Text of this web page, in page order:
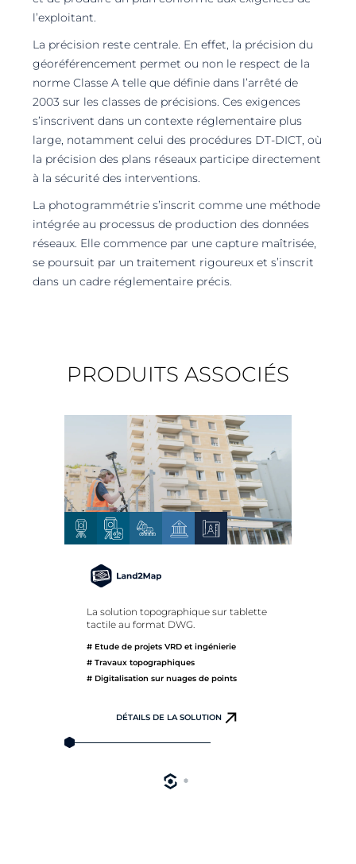
l’exploitant.
La précision reste centrale. En effet, la précision du
géoréférencement permet ou non le respect de la
norme Classe A telle que définie dans l’arrêté de
2003 sur les classes de précisions. Ces exigences
s’inscrivent dans un contexte réglementaire plus
large, notamment celui des procédures DT-DICT, où
la précision des plans réseaux participe directement
à la sécurité des interventions.
La photogrammétrie s’inscrit comme une méthode
intégrée au processus de production des données
réseaux. Elle commence par une capture maîtrisée,
se poursuit par un traitement rigoureux et s’inscrit
dans un cadre réglementaire précis.
PRODUITS ASSOCIÉS
La solution topographique sur tablette
tactile au format DWG.
# Etude de projets VRD et ingénierie
# Travaux topographiques
# Digitalisation sur nuages de points
DÉTAILS DE LA SOLUTION